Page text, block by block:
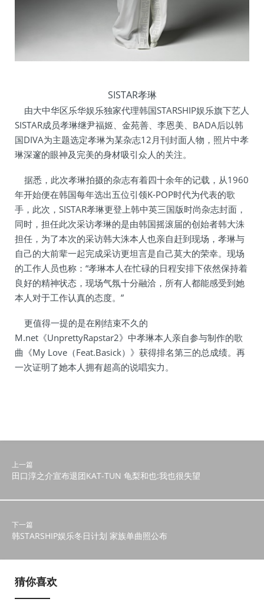
SISTAR孝琳
由大中华区乐华娱乐独家代理韩国STARSHIP娱乐旗下艺人
SISTAR成员孝琳继尹福姬、金苑善、李恩美、BADA后以韩
国DIVA为主题选定孝琳为某杂志12月刊封面人物，照片中孝
琳深邃的眼神及完美的身材吸引众人的关注。
据悉，此次孝琳拍摄的杂志有着四十余年的记载，从1960
年开始便在韩国每年选出五位引领K-POP时代为代表的歌
手，此次，SISTAR孝琳更登上韩中英三国版时尚杂志封面，
同时，担任此次采访孝琳的是由韩国摇滚届的创始者韩大洙
担任，为了本次的采访韩大洙本人也亲自赶到现场，孝琳与
自己的大前辈一起完成采访更坦言是自己莫大的荣幸。现场
的工作人员也称：“孝琳本人在忙碌的日程安排下依然保持着
良好的精神状态，现场气氛十分融洽，所有人都能感受到她
本人对于工作认真的态度。”
更值得一提的是在刚结束不久的
M.net《UnprettyRapstar2》中孝琳本人亲自参与制作的歌
曲《My Love（Feat.Basick）》获得排名第三的总成绩。再
一次证明了她本人拥有超高的说唱实力。
上一篇
田口淳之介宣布退团KAT-TUN 龟梨和也:我也很失望
下一篇
韩STARSHIP娱乐冬日计划 家族单曲照公布
猜你喜欢